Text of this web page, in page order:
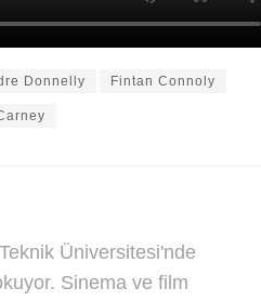
Donnelly Fintan Connoly
Üniversitesi'nde
Sinema ve film